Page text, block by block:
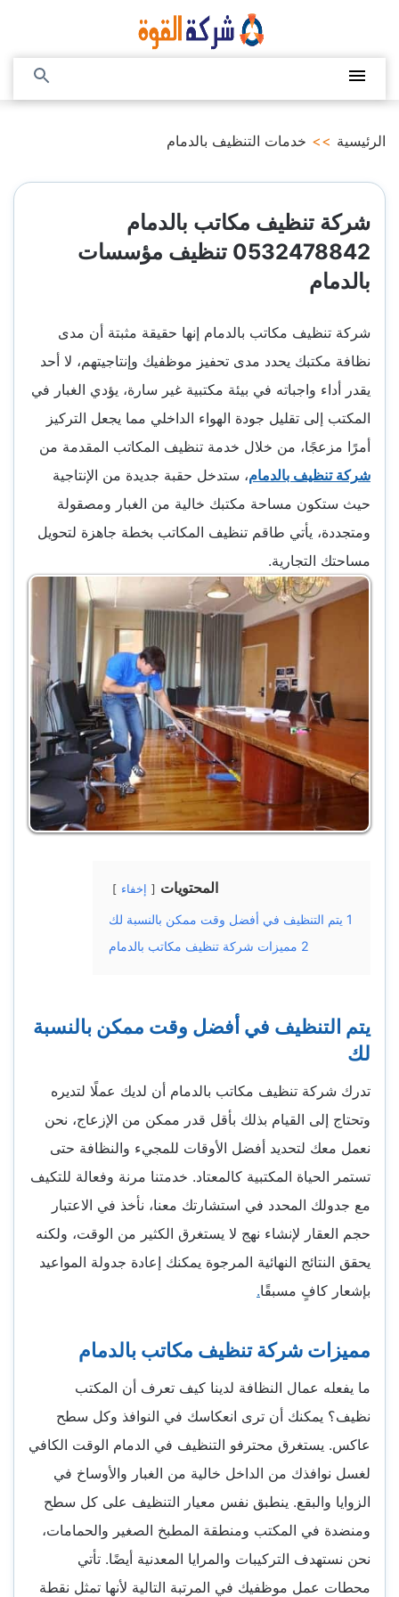
المحتوى
الرئيسية >> خدمات التنظيف بالدمام
شركة تنظيف مكاتب بالدمام
0532478842 تنظيف مؤسسات
بالدمام
شركة تنظيف مكاتب بالدمام إنها حقيقة مثبتة أن مدى
نظافة مكتبك يحدد مدى تحفيز موظفيك وإنتاجيتهم، لا أحد
يقدر أداء واجباته في بيئة مكتبية غير سارة، يؤدي الغبار في
المكتب إلى تقليل جودة الهواء الداخلي مما يجعل التركيز
أمرًا مزعجًا، من خلال خدمة تنظيف المكاتب المقدمة من
شركة تنظيف بالدمام، ستدخل حقبة جديدة من الإنتاجية
حيث ستكون مساحة مكتبك خالية من الغبار ومصقولة
ومتجددة، يأتي طاقم تنظيف المكاتب بخطة جاهزة لتحويل
مساحتك التجارية.
المحتويات إخفاء
1 يتم التنظيف في أفضل وقت ممكن بالنسبة لك
2 مميزات شركة تنظيف مكاتب بالدمام
يتم التنظيف في أفضل وقت ممكن بالنسبة
لك
تدرك شركة تنظيف مكاتب بالدمام أن لديك عملًا لتديره
وتحتاج إلى القيام بذلك بأقل قدر ممكن من الإزعاج، نحن
نعمل معك لتحديد أفضل الأوقات للمجيء والنظافة حتى
تستمر الحياة المكتبية كالمعتاد. خدمتنا مرنة وفعالة للتكيف
مع جدولك المحدد في استشارتك معنا، نأخذ في الاعتبار
حجم العقار لإنشاء نهج لا يستغرق الكثير من الوقت، ولكنه
يحقق النتائج النهائية المرجوة يمكنك إعادة جدولة المواعيد
بإشعار كافٍ مسبقًا.
مميزات شركة تنظيف مكاتب بالدمام
ما يفعله عمال النظافة لدينا كيف تعرف أن المكتب
نظيف؟ يمكنك أن ترى انعكاسك في النوافذ وكل سطح
عاكس. يستغرق محترفو التنظيف في الدمام الوقت الكافي
لغسل نوافذك من الداخل خالية من الغبار والأوساخ في
الزوايا والبقع. ينطبق نفس معيار التنظيف على كل سطح
ومنضدة في المكتب ومنطقة المطبخ الصغير والحمامات،
نحن نستهدف التركيبات والمرايا المعدنية أيضًا. تأتي
محطات عمل موظفيك في المرتبة التالية لأنها تمثل نقطة